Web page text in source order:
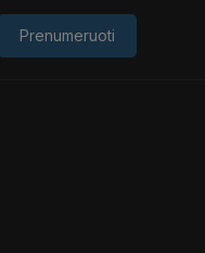
Prenumeruoti